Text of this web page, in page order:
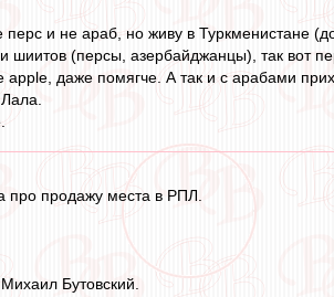
перс и не араб, но живу в Туркменистане
шиитов (персы, азербайджанцы), так вот
apple, даже помягче. А так и с арабами
про продажу места в РПЛ.
Бутовский.